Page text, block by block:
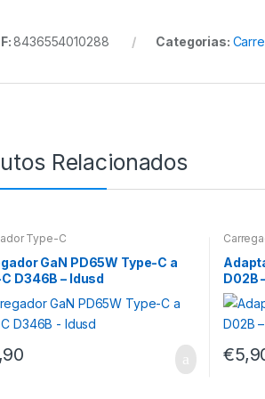
8436554010288 Categorias:
Relacionados
Type-C
GaN PD65W Type-C a
D346B – Idusd
D02B
€